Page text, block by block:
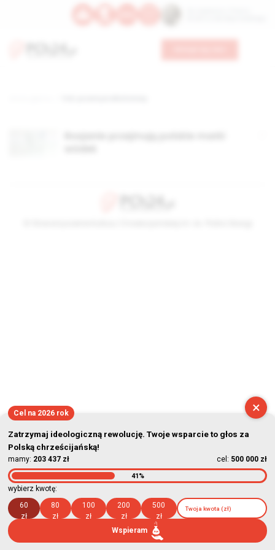
×
Cel na 2026 rok
Zatrzymaj ideologiczną rewolucję. Twoje wsparcie to głos za
Polską chrześcijańską!
mamy: 203 437 zł cel: 500 000 zł
41%
wybierz kwotę:
60
zł
80
zł
100
zł
200
zł
500
zł
Wspieram